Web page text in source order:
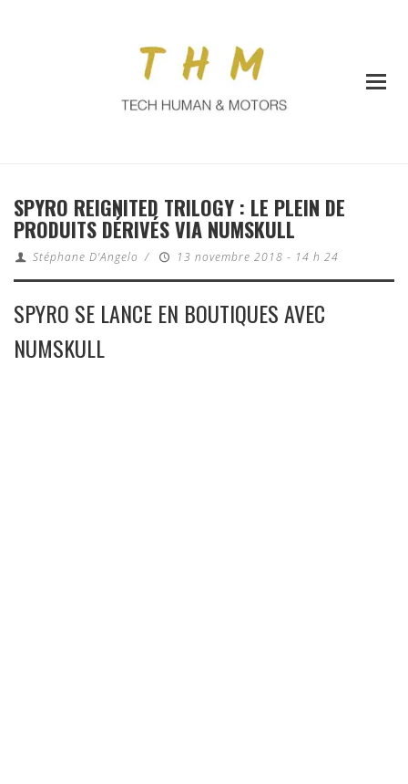
SPYRO REIGNITED TRILOGY : LE PLEIN DE
PRODUITS DÉRIVÉS VIA NUMSKULL
Stéphane D'Angelo / 13 novembre 2018 - 14 h 24
SPYRO SE LANCE EN BOUTIQUES AVEC
NUMSKULL